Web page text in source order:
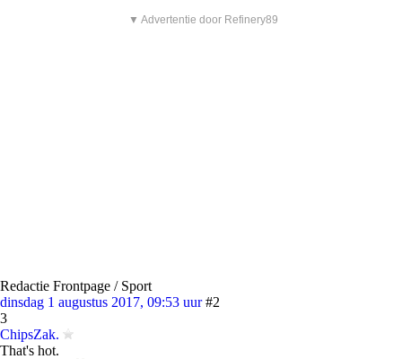
▼ Advertentie door Refinery89
Redactie Frontpage / Sport
dinsdag 1 augustus 2017, 09:53 uur #2
3
ChipsZak.
That's hot.